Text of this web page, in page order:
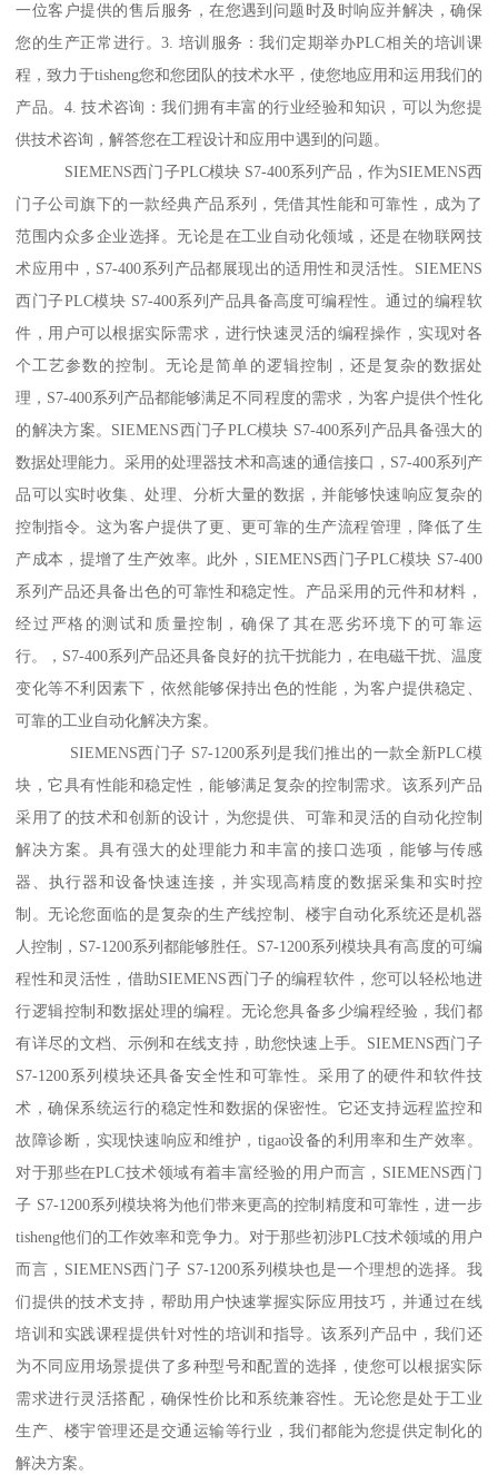
一位客户提供的售后服务，在您遇到问题时及时响应并解决，确保
您的生产正常进行。3. 培训服务：我们定期举办PLC相关的培训课
程，致力于tisheng您和您团队的技术水平，使您地应用和运用我们的
产品。4. 技术咨询：我们拥有丰富的行业经验和知识，可以为您提
供技术咨询，解答您在工程设计和应用中遇到的问题。
SIEMENS西门子PLC模块 S7-400系列产品，作为SIEMENS西
门子公司旗下的一款经典产品系列，凭借其性能和可靠性，成为了
范围内众多企业选择。无论是在工业自动化领域，还是在物联网技
术应用中，S7-400系列产品都展现出的适用性和灵活性。SIEMENS
西门子PLC模块 S7-400系列产品具备高度可编程性。通过的编程软
件，用户可以根据实际需求，进行快速灵活的编程操作，实现对各
个工艺参数的控制。无论是简单的逻辑控制，还是复杂的数据处
理，S7-400系列产品都能够满足不同程度的需求，为客户提供个性化
的解决方案。SIEMENS西门子PLC模块 S7-400系列产品具备强大的
数据处理能力。采用的处理器技术和高速的通信接口，S7-400系列产
品可以实时收集、处理、分析大量的数据，并能够快速响应复杂的
控制指令。这为客户提供了更、更可靠的生产流程管理，降低了生
产成本，提增了生产效率。此外，SIEMENS西门子PLC模块 S7-400
系列产品还具备出色的可靠性和稳定性。产品采用的元件和材料，
经过严格的测试和质量控制，确保了其在恶劣环境下的可靠运
行。，S7-400系列产品还具备良好的抗干扰能力，在电磁干扰、温度
变化等不利因素下，依然能够保持出色的性能，为客户提供稳定、
可靠的工业自动化解决方案。
SIEMENS西门子 S7-1200系列是我们推出的一款全新PLC模
块，它具有性能和稳定性，能够满足复杂的控制需求。该系列产品
采用了的技术和创新的设计，为您提供、可靠和灵活的自动化控制
解决方案。具有强大的处理能力和丰富的接口选项，能够与传感
器、执行器和设备快速连接，并实现高精度的数据采集和实时控
制。无论您面临的是复杂的生产线控制、楼宇自动化系统还是机器
人控制，S7-1200系列都能够胜任。S7-1200系列模块具有高度的可编
程性和灵活性，借助SIEMENS西门子的编程软件，您可以轻松地进
行逻辑控制和数据处理的编程。无论您具备多少编程经验，我们都
有详尽的文档、示例和在线支持，助您快速上手。SIEMENS西门子
S7-1200系列模块还具备安全性和可靠性。采用了的硬件和软件技
术，确保系统运行的稳定性和数据的保密性。它还支持远程监控和
故障诊断，实现快速响应和维护，tigao设备的利用率和生产效率。
对于那些在PLC技术领域有着丰富经验的用户而言，SIEMENS西门
子 S7-1200系列模块将为他们带来更高的控制精度和可靠性，进一步
tisheng他们的工作效率和竞争力。对于那些初涉PLC技术领域的用户
而言，SIEMENS西门子 S7-1200系列模块也是一个理想的选择。我
们提供的技术支持，帮助用户快速掌握实际应用技巧，并通过在线
培训和实践课程提供针对性的培训和指导。该系列产品中，我们还
为不同应用场景提供了多种型号和配置的选择，使您可以根据实际
需求进行灵活搭配，确保性价比和系统兼容性。无论您是处于工业
生产、楼宇管理还是交通运输等行业，我们都能为您提供定制化的
解决方案。